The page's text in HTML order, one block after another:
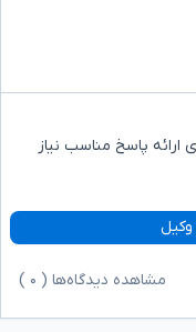
پاسخ مناسب نیاز
وکیل
مشاهده دیدگاه‌ها ( ۰